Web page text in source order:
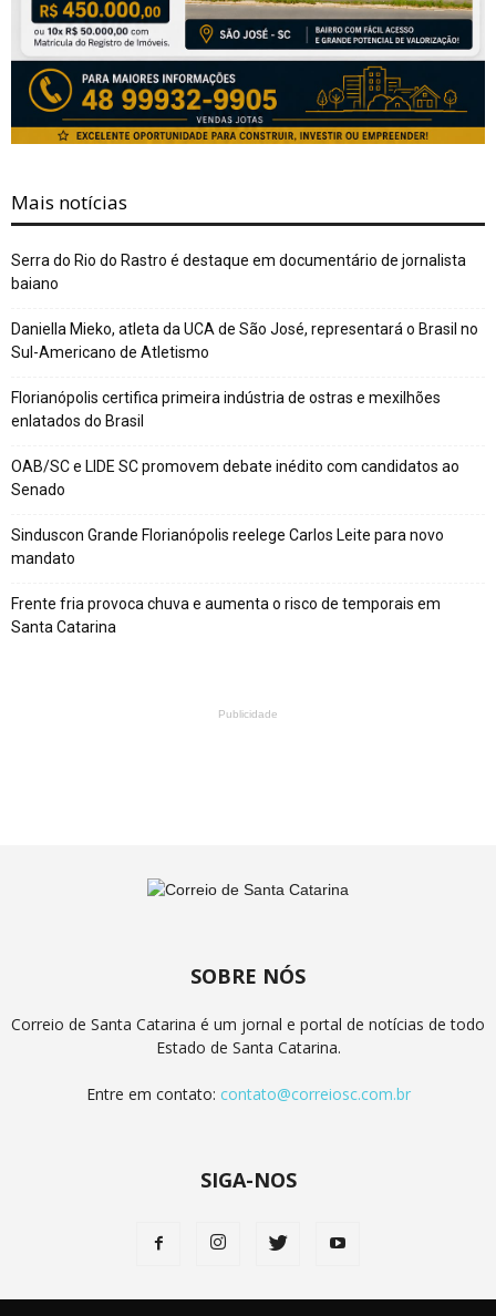
Mais notícias
Serra do Rio do Rastro é destaque em documentário de jornalista
baiano
Daniella Mieko, atleta da UCA de São José, representará o Brasil no
Sul-Americano de Atletismo
Florianópolis certifica primeira indústria de ostras e mexilhões
enlatados do Brasil
OAB/SC e LIDE SC promovem debate inédito com candidatos ao
Senado
Sinduscon Grande Florianópolis reelege Carlos Leite para novo
mandato
Frente fria provoca chuva e aumenta o risco de temporais em
Santa Catarina
Publicidade
SOBRE NÓS
Correio de Santa Catarina é um jornal e portal de notícias de todo
Estado de Santa Catarina.
Entre em contato: contato@correiosc.com.br
SIGA-NOS